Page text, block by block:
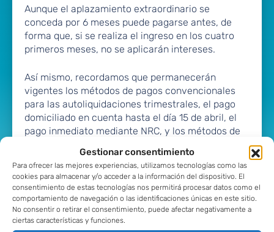
Gestionar consentimiento
Para ofrecer las mejores experiencias, utilizamos tecnologías como las
cookies para almacenar y/o acceder a la información del dispositivo. El
consentimiento de estas tecnologías nos permitirá procesar datos como el
comportamiento de navegación o las identificaciones únicas en este sitio.
No consentir o retirar el consentimiento, puede afectar negativamente a
ciertas características y funciones.
Aunque el aplazamiento extraordinario se
conceda por 6 meses puede pagarse antes, de
forma que, si se realiza el ingreso en los cuatro
primeros meses, no se aplicarán intereses.
Así mismo, recordamos que permanecerán
vigentes los métodos de pagos convencionales
para las autoliquidaciones trimestrales, el pago
domiciliado en cuenta hasta el día 15 de abril, el
pago inmediato mediante NRC, y los métodos de
130, 131 y 303) de hasta 6 plazos para empresas y
12 para autónomos.
¿Sobre qué